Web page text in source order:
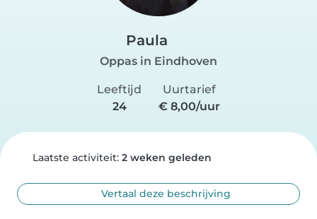
Paula
Oppas in Eindhoven
Leeftijd
24
Uurtarief
€ 8,00/uur
Laatste activiteit: 2 weken geleden
Vertaal deze beschrijving